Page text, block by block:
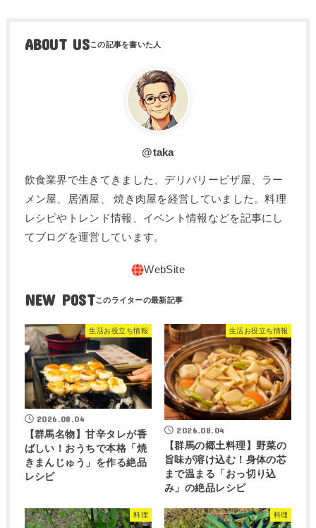
ABOUT US
@taka
飲食業界で生きてきました、デリバリーピザ屋、ラー
メン屋、居酒屋、 焼き肉屋を経営していました。料理
レシピやトレンド情報、イベント情報などを記事にし
てブログを運営しています。
NEW POST
生活お役立ち情報
2026.08.04
【群馬名物】甘辛タレが香
ばしい！おうちで本格「焼
きまんじゅう」を作る絶品
レシピ
生活お役立ち情報
2026.08.04
【群馬の郷土料理】野菜の
旨味が溶け込む！身体の芯
まで温まる「おっ切り込
み」の絶品レシピ
料理 料理